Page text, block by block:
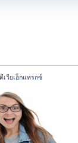
วียเอ็กแทรกซ์